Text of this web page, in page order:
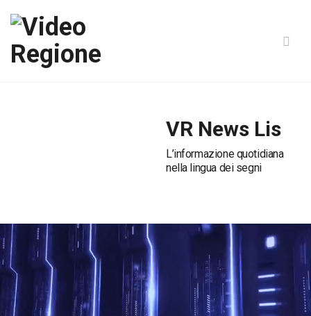
VR News Lis
L’informazione quotidiana
nella lingua dei segni